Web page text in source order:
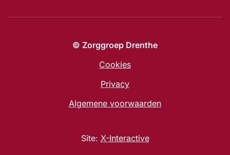
© Zorggroep Drenthe
Cookies
Privacy
Algemene voorwaarden
Site: X-Interactive